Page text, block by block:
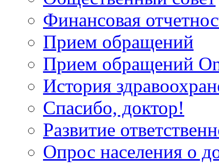
Финансовая
Прием обращений
Прием обращений
История
Спасибо, доктор!
Развитие
Опрос населения о